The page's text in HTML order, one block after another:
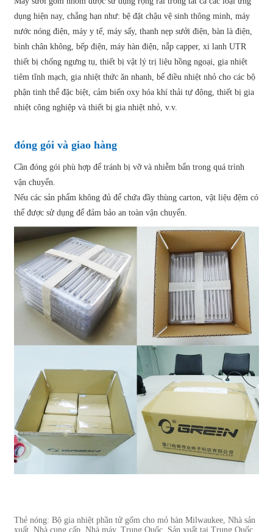
dụng hiện nay, chẳng hạn như: bệ đặt chậu vệ sinh thông minh, máy
nước nóng điện, máy y tế, máy sấy, thanh nẹp sưởi điện, bàn là điện,
bình chân không, bếp điện, máy hàn điện, nắp capper, xi lanh UTR
thiết bị chống ngưng tụ, thiết bị vật lý trị liệu hồng ngoại, gia nhiệt
tiêm tĩnh mạch, gia nhiệt thức ăn nhanh, bể điều nhiệt nhỏ cho các bộ
phận tinh thể đặc biệt, cảm biến oxy hóa khí thải tự động, thiết bị gia
nhiệt công nghiệp và thiết bị gia nhiệt nhỏ, v.v.
đóng gói và giao hàng
Cần đóng gói phù hợp để tránh bị vỡ và nhiễm bẩn trong quá trình
vận chuyển.
Nếu các sản phẩm không đủ để chứa đầy thùng carton, vật liệu đệm có
thể được sử dụng để đảm bảo an toàn vận chuyển.
Thẻ nóng: Bộ gia nhiệt phần tử gốm cho mỏ hàn Milwaukee, Nhà sản
xuất, Nhà cung cấp, Nhà máy, Trung Quốc, Sản xuất tại Trung Quốc,